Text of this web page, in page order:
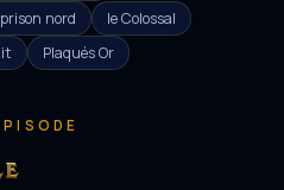
prison nord le Colossal
Plaqués Or